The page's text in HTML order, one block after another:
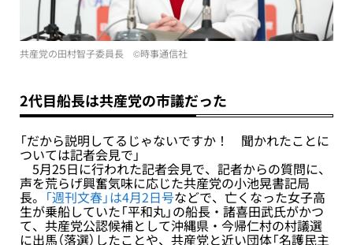
共産党の田村智子委員長 ©︎時事通信社
2代目船長は共産党の市議だった
「だから説明してるじゃないですか！ 聞かれたことに
ついては記者会見で」
5月25日に行われた記者会見で、記者からの質問に、
声を荒らげ興奮気味に応じた共産党の小池晃書記局
長。 「週刊文春」は4月2日号などで、亡くなった女子高
生が乗船していた「平和丸」の船長・諸喜田武氏がかつ
て、共産党公認候補として沖縄県・今帰仁村の村議選
に出馬（落選）したことや、共産党と近い団体「名護民主